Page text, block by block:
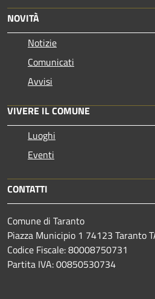
NOVITÀ
Notizie
Comunicati
Avvisi
VIVERE IL COMUNE
Luoghi
Eventi
CONTATTI
Comune di Taranto
Piazza Municipio 1 74123 Taranto
Codice Fiscale: 80008750731
Partita IVA: 00850530734